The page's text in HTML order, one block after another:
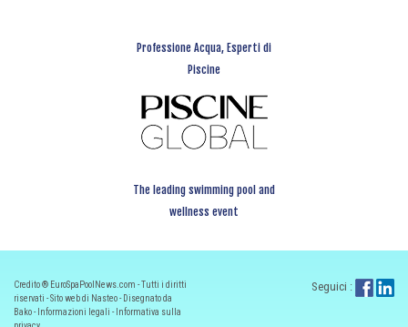
Professione Acqua, Esperti di
Piscine
The leading swimming pool and
wellness event
Credito ® EuroSpaPoolNews.com - Tutti i diritti
riservati - Sito web di Nasteo - Disegnato da
Bako - Informazioni legali - Informativa sulla
Seguici :